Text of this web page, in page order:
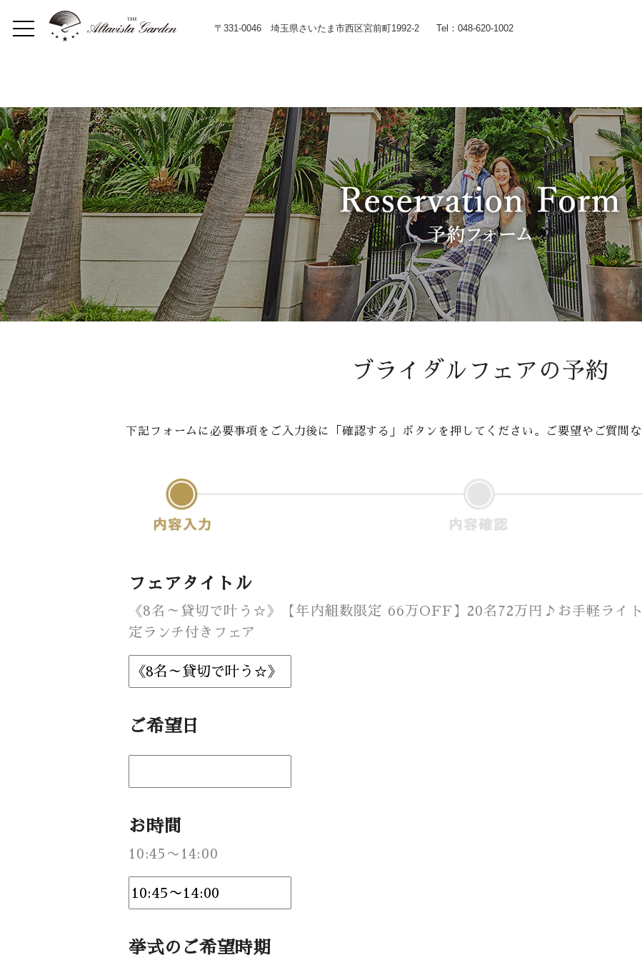
〒331-0046 埼玉県さいたま市西区宮前町1992-2 Tel：048-620-1002
Concept
Restaurant
イベント
メニュー
Lunch
Dinner
Bar
Wedding
コンセプト
施設のご紹介
Chapel
Banquet
Food
これから挙式を
ブライダルフェアの予約
下記フォームに必要事項をご入力後に「確認する」ボタンを押してください。ご要望やご質問
フェアタイトル
《8名～貸切で叶う☆》【年内組数限定 66万OFF】20名72万円♪お手軽ライ
定ランチ付きフェア
ご希望日
お時間
10:45〜14:00
挙式のご希望時期